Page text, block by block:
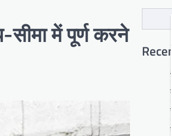
सीमा में पूर्ण करने